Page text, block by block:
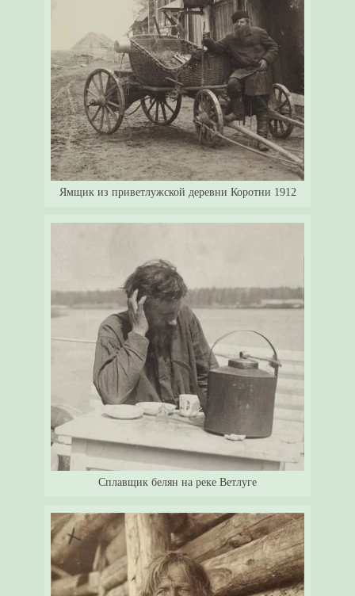
Ямщик из приветлужской деревни Коротни 1912
Сплавщик белян на реке Ветлуге